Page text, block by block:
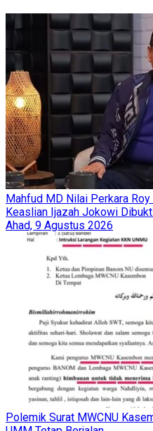
Mahfud MD Nilai Perkara
Keaslian Ijazah Jokowi
Ahad, 9 Agustus 2026
Polemik Surat MWCNU